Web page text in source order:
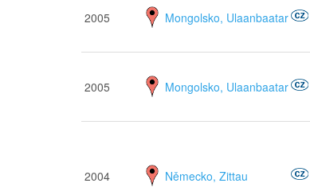
2005 Mongolsko, Ulaanbaatar
2005 Mongolsko, Ulaanbaatar
2004 Německo, Zittau